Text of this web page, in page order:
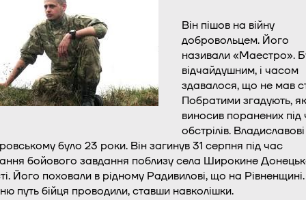
Він пішов на війну
добровольцем. Його
називали «Маестро».
відчайдушним, і часом
здавалося, що не мав
Побратими згадують, як
виносив поранених під
обстрілів. Владиславові
було 23 роки. Він загинув 31 серпня під час
бойового завдання поблизу села Широкине
Його поховали в рідному Радивилові, що на
путь бійця проводили, ставши навколішки.